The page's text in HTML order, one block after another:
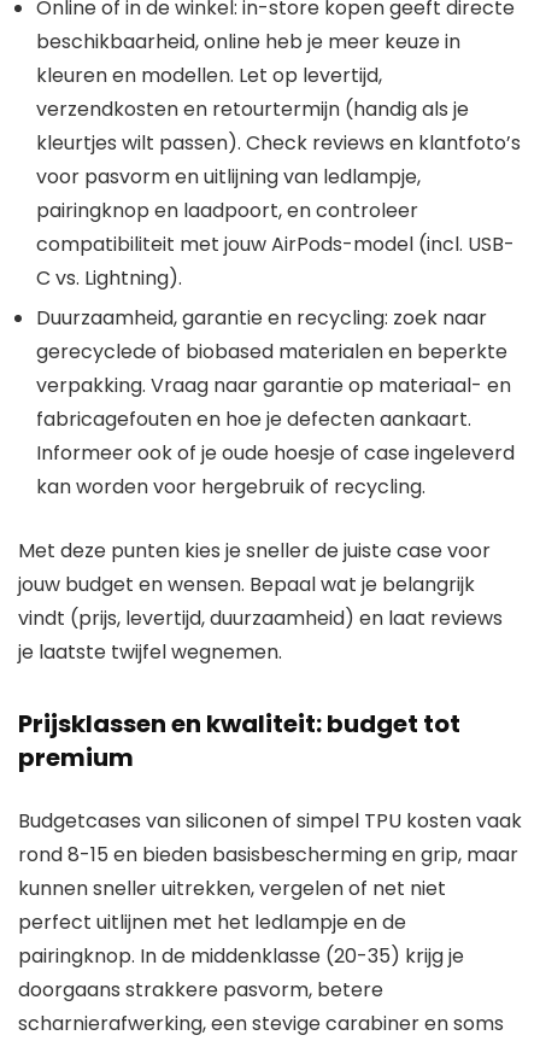
Online of in de winkel: in-store kopen geeft directe
beschikbaarheid, online heb je meer keuze in
kleuren en modellen. Let op levertijd,
verzendkosten en retourtermijn (handig als je
kleurtjes wilt passen). Check reviews en klantfoto’s
voor pasvorm en uitlijning van ledlampje,
pairingknop en laadpoort, en controleer
compatibiliteit met jouw AirPods-model (incl. USB-
C vs. Lightning).
Duurzaamheid, garantie en recycling: zoek naar
gerecyclede of biobased materialen en beperkte
verpakking. Vraag naar garantie op materiaal- en
fabricagefouten en hoe je defecten aankaart.
Informeer ook of je oude hoesje of case ingeleverd
kan worden voor hergebruik of recycling.
Met deze punten kies je sneller de juiste case voor
jouw budget en wensen. Bepaal wat je belangrijk
vindt (prijs, levertijd, duurzaamheid) en laat reviews
je laatste twijfel wegnemen.
Prijsklassen en kwaliteit: budget tot
premium
Budgetcases van siliconen of simpel TPU kosten vaak
rond 8-15 en bieden basisbescherming en grip, maar
kunnen sneller uitrekken, vergelen of net niet
perfect uitlijnen met het ledlampje en de
pairingknop. In de middenklasse (20-35) krijg je
doorgaans strakkere pasvorm, betere
scharnierafwerking, een stevige carabiner en soms